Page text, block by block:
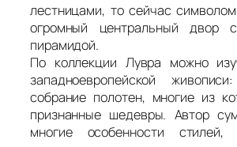
лестницами, то сейчас
огромный центральный двор
пирамидой.
По коллекции Лувра можно
западноевропейской
собрание полотен, многие из
признанные шедевры. Автор
многие особенности стилей,